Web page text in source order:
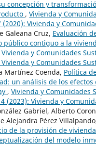
concepción y
, Vivienda y
(2020): Vivienda y
Galeana Cruz, Evaluación
público contiguo a la
Vivienda y Comunidades
Vivienda y Comunidades
Martínez Coenda, Política
un análisis de los efectos
, Vivienda y Comunidades
(2023): Vivienda y
Gabriel, Alberto
Alejandra Pérez
de la provisión de
del modelo